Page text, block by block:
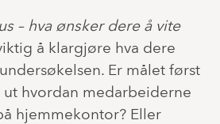
– hva ønsker dere å vite
å klargjøre hva dere
Er målet først
ut hvordan medarbeiderne
hjemmekontor? Eller